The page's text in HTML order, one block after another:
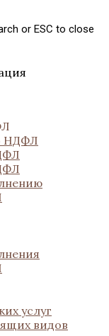
or ESC to close
НДФЛ
услуг
видов